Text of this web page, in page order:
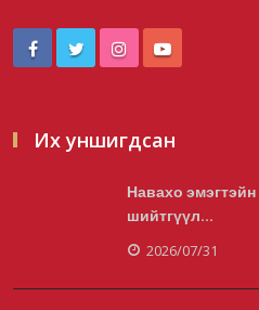
Монгол Улс
жилд 446
2026/08/06
Их уншигдсан
Навахо
шийтгүүл...
2026/07/31